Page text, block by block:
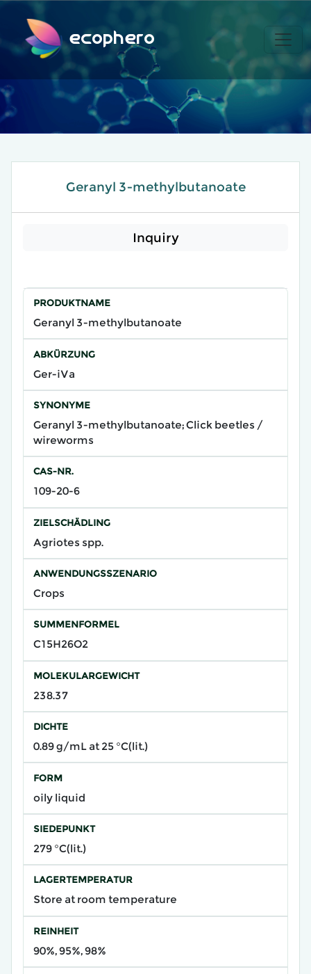
ecophero
Geranyl 3-methylbutanoate
Inquiry
PRODUKTNAME
Geranyl 3-methylbutanoate
ABKÜRZUNG
Ger-iVa
SYNONYME
Geranyl 3-methylbutanoate; Click beetles /
wireworms
CAS-NR.
109-20-6
ZIELSCHÄDLING
Agriotes spp.
ANWENDUNGSSZENARIO
Crops
SUMMENFORMEL
C15H26O2
MOLEKULARGEWICHT
238.37
DICHTE
0.89 g/mL at 25 °C(lit.)
FORM
oily liquid
SIEDEPUNKT
279 °C(lit.)
LAGERTEMPERATUR
Store at room temperature
REINHEIT
90%, 95%, 98%